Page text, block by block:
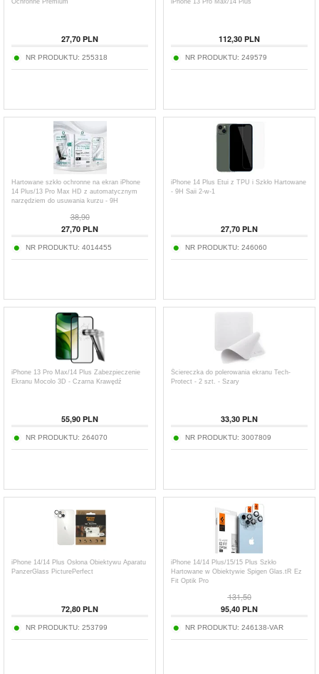
Ochronne Premium
27,70 PLN
NR PRODUKTU: 255318
iPhone 13 Pro Max/14 Plus
112,30 PLN
NR PRODUKTU: 249579
Hartowane szkło ochronne na ekran iPhone
14 Plus/13 Pro Max HD z automatycznym
narzędziem do usuwania kurzu - 9H
38,90
27,70 PLN
NR PRODUKTU: 4014455
iPhone 14 Plus Etui z TPU i Szkło Hartowane
- 9H Saii 2-w-1
27,70 PLN
NR PRODUKTU: 246060
iPhone 13 Pro Max/14 Plus Zabezpieczenie
Ekranu Mocolo 3D - Czarna Krawędź
55,90 PLN
NR PRODUKTU: 264070
Ściereczka do polerowania ekranu Tech-
Protect - 2 szt. - Szary
33,30 PLN
NR PRODUKTU: 3007809
iPhone 14/14 Plus Osłona Obiektywu Aparatu
PanzerGlass PicturePerfect
72,80 PLN
NR PRODUKTU: 253799
iPhone 14/14 Plus/15/15 Plus Szkło
Hartowane w Obiektywie Spigen Glas.tR Ez
Fit Optik Pro
131,50
95,40 PLN
NR PRODUKTU: 246138-VAR